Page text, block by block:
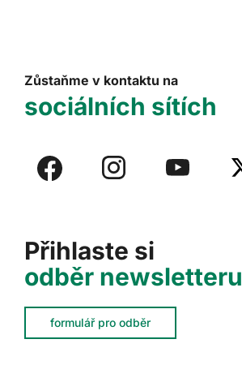
Přihlaste si
odběr newsletteru
formulář pro odběr
Zůstaňme v kontaktu na
sociálních sítích